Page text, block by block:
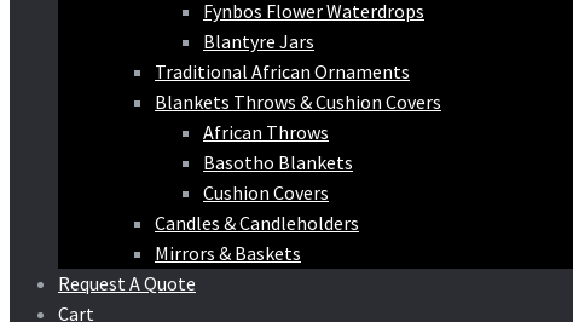
Fynbos Flower Waterdrops
Blantyre Jars
Traditional African Ornaments
Blankets Throws & Cushion Covers
African Throws
Basotho Blankets
Cushion Covers
Candles & Candleholders
Mirrors & Baskets
Request A Quote
Cart